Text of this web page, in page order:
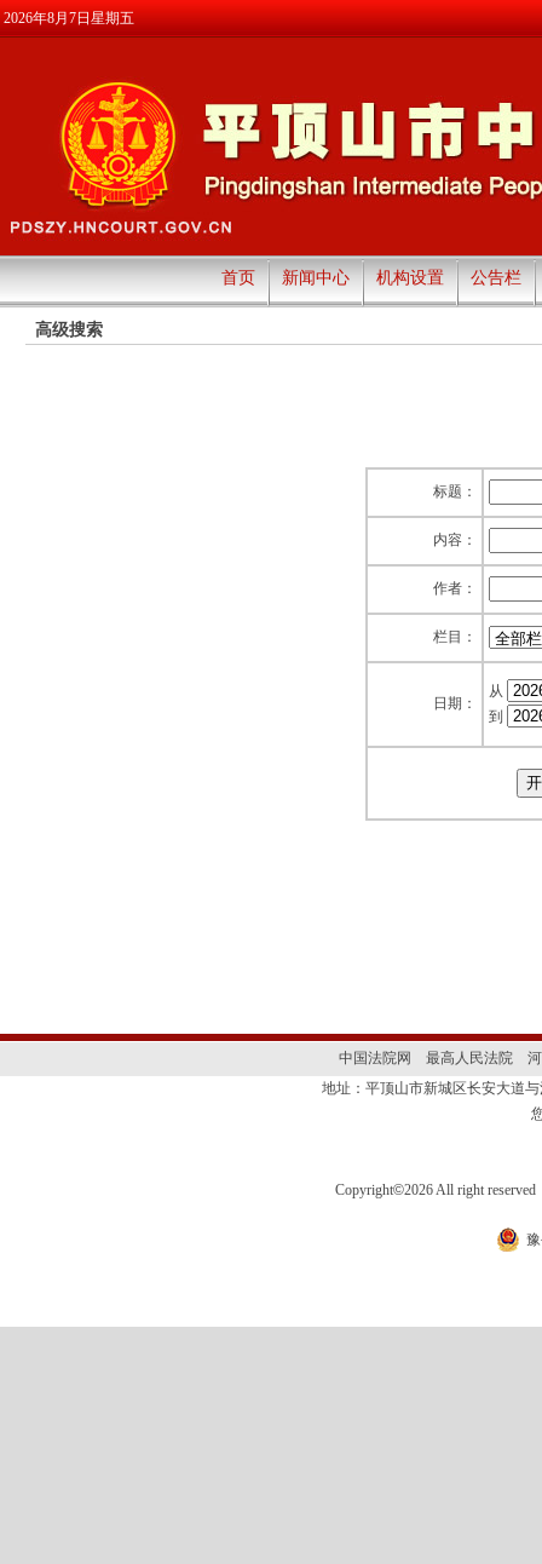
2026年8月7日星期五
首页 新闻中心 机构设置 公告栏
高级搜索
标题：
内容：
作者：
栏目：
日期：
从
到
中国法院网 最高人民法院
地址：平顶山市新城区长安大
Copyright©2026 All right